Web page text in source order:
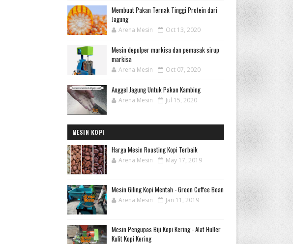
Membuat Pakan Ternak Tinggi Protein dari
Jagung
Arena Mesin Oct 13, 2020
Mesin depulper markisa dan pemasak sirup
markisa
Arena Mesin Oct 07, 2020
Anggel Jagung Untuk Pakan Kambing
Arena Mesin Jul 15, 2020
MESIN KOPI
Harga Mesin Roasting Kopi Terbaik
Arena Mesin May 17, 2019
Mesin Giling Kopi Mentah - Green Coffee Bean
Arena Mesin Jan 11, 2019
Mesin Pengupas Biji Kopi Kering - Alat Huller
Kulit Kopi Kering